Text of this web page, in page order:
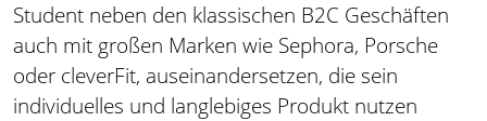
Student neben den klassischen B2C Geschäften
auch mit großen Marken wie Sephora, Porsche
oder cleverFit, auseinandersetzen, die sein
individuelles und langlebiges Produkt nutzen